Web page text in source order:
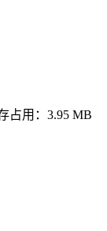
占用：3.95 MB